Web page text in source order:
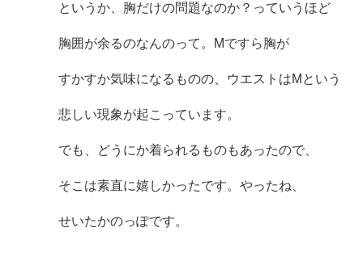
というか、胸だけの問題なのか？っていうほど
胸囲が余るのなんのって。Mですら胸が
すかすか気味になるものの、ウエストはMという
悲しい現象が起こっています。
でも、どうにか着られるものもあったので、
そこは素直に嬉しかったです。やったね、
せいたかのっぽです。